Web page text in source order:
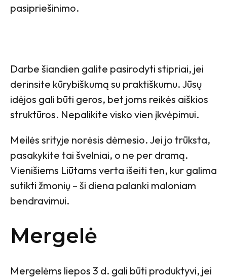
pasipriešinimo.
Darbe šiandien galite pasirodyti stipriai, jei
derinsite kūrybiškumą su praktiškumu. Jūsų
idėjos gali būti geros, bet joms reikės aiškios
struktūros. Nepalikite visko vien įkvėpimui.
Meilės srityje norėsis dėmesio. Jei jo trūksta,
pasakykite tai švelniai, o ne per dramą.
Vienišiems Liūtams verta išeiti ten, kur galima
sutikti žmonių – ši diena palanki maloniam
bendravimui.
Mergelė
Mergelėms liepos 3 d. gali būti produktyvi, jei